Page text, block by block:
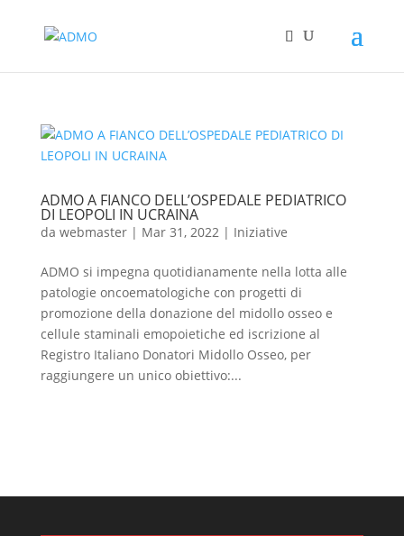
ADMO A FIANCO DELL’OSPEDALE PEDIATRICO
DI LEOPOLI IN UCRAINA
da webmaster| Mar 31, 2022| Iniziative
ADMO si impegna quotidianamente nella lotta alle
patologie oncoematologiche con progetti di
promozione della donazione del midollo osseo e
cellule staminali emopoietiche ed iscrizione al
Registro Italiano Donatori Midollo Osseo, per
raggiungere un unico obiettivo:...